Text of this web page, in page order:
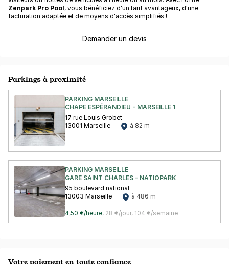
Zenpark Pro Pool, vous bénéficiez d'un tarif avantageux, d'une
facturation adaptée et de moyens d'accès simplifiés !
Demander un devis
Parkings à proximité
PARKING MARSEILLE
CHAPE ESPÉRANDIEU - MARSEILLE 1
17 rue Louis Grobet
13001 Marseille
à 82 m
PARKING MARSEILLE
GARE SAINT CHARLES - NATIOPARK
95 boulevard national
13003 Marseille
à 486 m
4,50 €/heure, 28 €/jour, 104 €/semaine
Votre paiement en toute confiance